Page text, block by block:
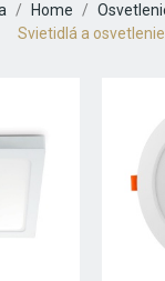
Home
Svietidlá a osvetlenie